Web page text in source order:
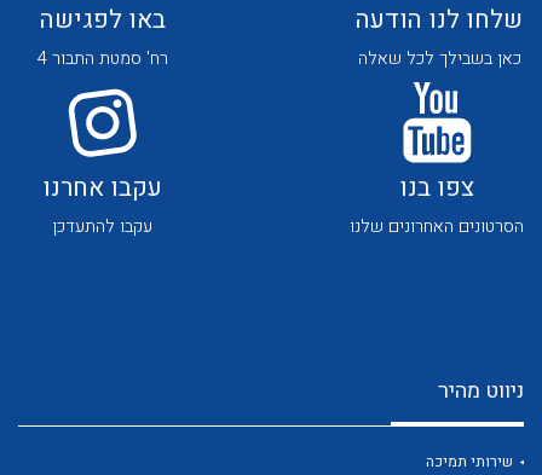
שלחו לנו הודעה
כאן בשבילך לכל שאלה
באו לפגישה
רח' סמטת התבור 4
צפו בנו
הסרטונים האחרונים שלנו
עקבו אחרנו
עקבו להתעדכן
ניווט מהיר
שירותי תמיכה